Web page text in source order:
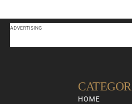
ADVERTISING
HOME